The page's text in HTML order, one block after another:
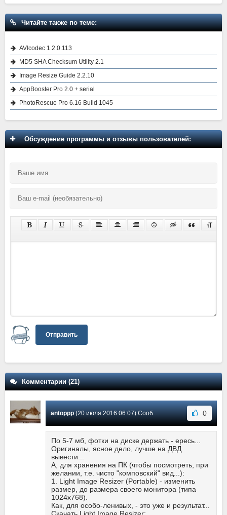
Читайте также по теме:
AVIcodec 1.2.0.113
MD5 SHA Checksum Utility 2.1
Image Resize Guide 2.2.10
AppBooster Pro 2.0 + serial
PhotoRescue Pro 6.16 Build 1045
Обсуждение программы и отзывы пользователей:
Отправить
Комментарии (21)
antoppp(20 июля 2016 06:07) Сообщение #21 0
По 5-7 мб, фотки на диске держать - ересь...
Оригиналы, ясное дело, лучше на ДВД
вывести...
А, для хранения на ПК (чтобы посмотреть, при
желании, т.е. чисто "комповский" вид...):
1. Light Image Resizer (Portable) - изменить
размер, до размера своего монитора (типа
1024х768).
Как, для особо-ленивых, - это уже и результат...